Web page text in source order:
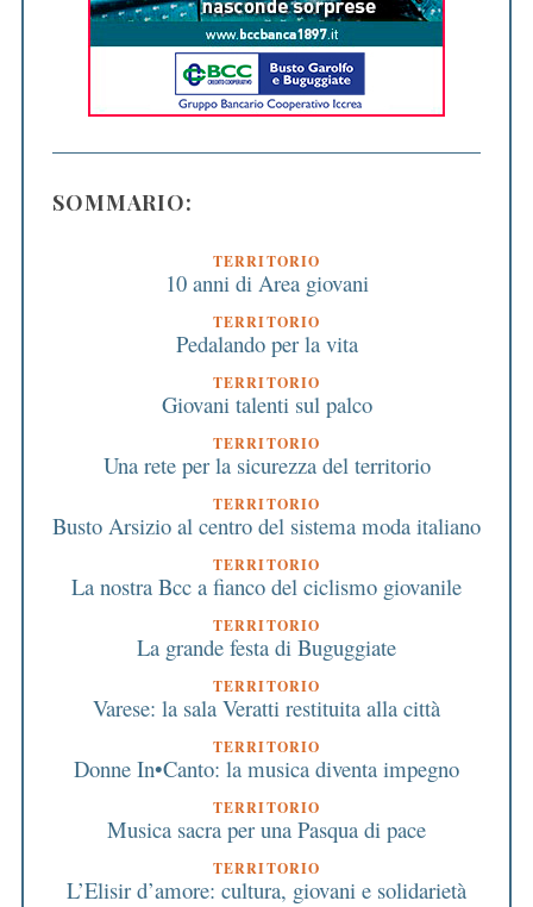
SOMMARIO:
TERRITORIO
10 anni di Area giovani
TERRITORIO
Pedalando per la vita
TERRITORIO
Giovani talenti sul palco
TERRITORIO
Una rete per la sicurezza del territorio
TERRITORIO
Busto Arsizio al centro del sistema moda italiano
TERRITORIO
La nostra Bcc a fianco del ciclismo giovanile
TERRITORIO
La grande festa di Buguggiate
TERRITORIO
Varese: la sala Veratti restituita alla città
TERRITORIO
Donne In•Canto: la musica diventa impegno
TERRITORIO
Musica sacra per una Pasqua di pace
TERRITORIO
L’Elisir d’amore: cultura, giovani e solidarietà